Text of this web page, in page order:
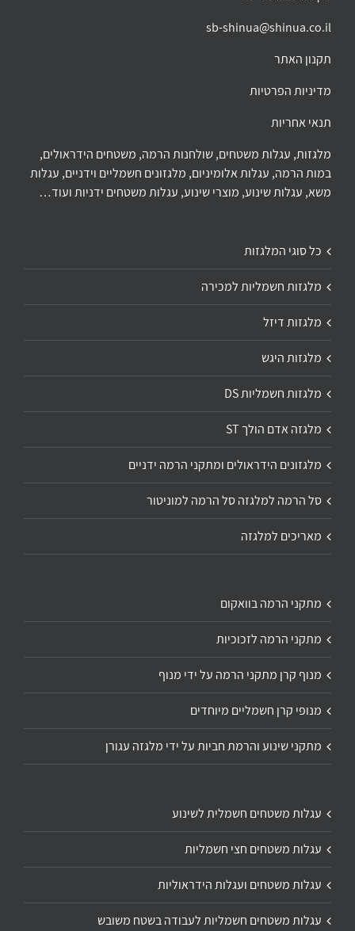
sb-shinua@shinua.co.il
תקנון האתר
מדיניות הפרטיות
תנאי אחריות
מלגזות, עגלות משטחים, שולחנות הרמה, משטחים הידראולים,
במות הרמה, עגלות אלומיניום, מלגזונים חשמליים וידניים, עגלות
משא, עגלות שינוע, מוצרי שינוע, עגלות משטחים ידניות ועוד…
כל סוגי המלגזות
מלגזות חשמליות למכירה
מלגזות דיזל
מלגזות היגש
מלגזות חשמליות DS
מלגזה אדם הולך ST
מלגזונים הידראולים ומתקני הרמה ידניים
סל הרמה למלגזה סל הרמה למוניטור
מאריכים למלגזה
מתקני הרמה בוואקום
מתקני הרמה לזכוכיות
מנוף קרן מתקני הרמה על ידי מנוף
מנופי קרן חשמליים מיוחדים
מתקני שינוע והרמת חביות על ידי מלגזה עגורן
עגלות משטחים חשמלית לשינוע
עגלות משטחים חצי חשמליות
עגלות משטחים ועגלות הידראוליות
עגלות משטחים חשמליות לעבודה בשטח משובש